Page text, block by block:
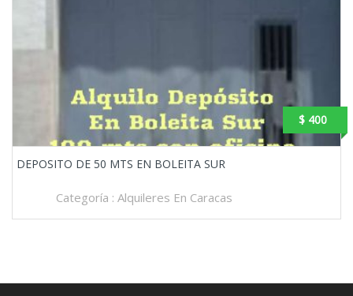
$ 400
DEPOSITO DE 50 MTS EN BOLEITA SUR
Categoría : Alquileres En Caracas